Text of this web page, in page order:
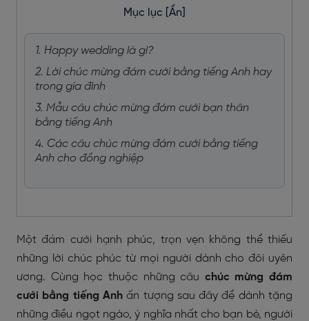
Mục lục [Ẩn]
1. Happy wedding là gì?
2. Lời chúc mừng đám cưới bằng tiếng Anh hay
trong gia đình
3. Mẫu câu chúc mừng đám cưới bạn thân
bằng tiếng Anh
4. Các câu chúc mừng đám cưới bằng tiếng
Anh cho đồng nghiệp
Một đám cưới hạnh phúc, trọn vẹn không thể thiếu
những lời chúc phúc từ mọi người dành cho đôi uyên
ương. Cùng học thuộc những câu chúc mừng đám
cưới bằng tiếng Anhấn tượng sau đây để dành tặng
những điều ngọt ngào, ý nghĩa nhất cho bạn bè, người